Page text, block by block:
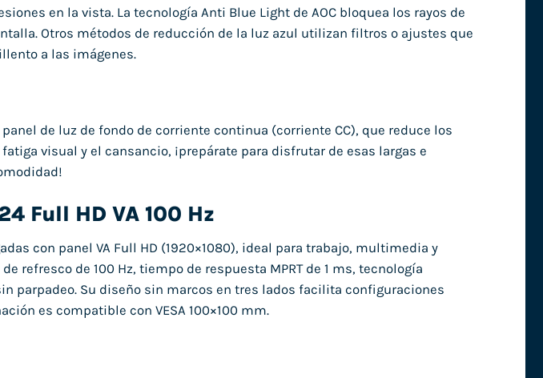
en la vista. La tecnología Anti Blue Light de AOC bloquea los rayos de
Otros métodos de reducción de la luz azul utilizan filtros o ajustes que
a las imágenes.
de luz de fondo de corriente continua (corriente CC), que reduce los
visual y el cansancio, ¡prepárate para disfrutar de esas largas e
Full HD VA 100 Hz
con panel VA Full HD (1920×1080), ideal para trabajo, multimedia y
refresco de 100 Hz, tiempo de respuesta MPRT de 1 ms, tecnología
parpadeo. Su diseño sin marcos en tres lados facilita configuraciones
es compatible con VESA 100×100 mm.